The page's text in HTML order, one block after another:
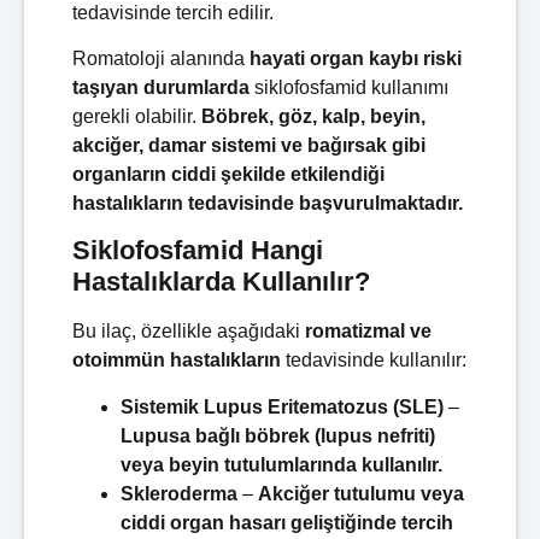
tedavisinde tercih edilir.
Romatoloji alanında hayati organ kaybı riski
taşıyan durumlarda siklofosfamid kullanımı
gerekli olabilir. Böbrek, göz, kalp, beyin,
akciğer, damar sistemi ve bağırsak gibi
organların ciddi şekilde etkilendiği
hastalıkların tedavisinde başvurulmaktadır.
Siklofosfamid Hangi
Hastalıklarda Kullanılır?
Bu ilaç, özellikle aşağıdaki romatizmal ve
otoimmün hastalıkların tedavisinde kullanılır:
Sistemik Lupus Eritematozus (SLE) –
Lupusa bağlı böbrek (lupus nefriti)
veya beyin tutulumlarında kullanılır.
Skleroderma – Akciğer tutulumu veya
ciddi organ hasarı geliştiğinde tercih